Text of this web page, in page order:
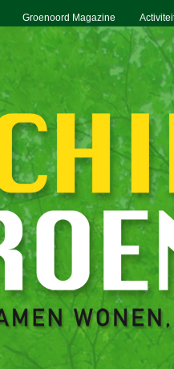
Groenoord Magazine